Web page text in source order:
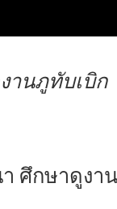
านภูทับเบิก
ศึกษาดูง